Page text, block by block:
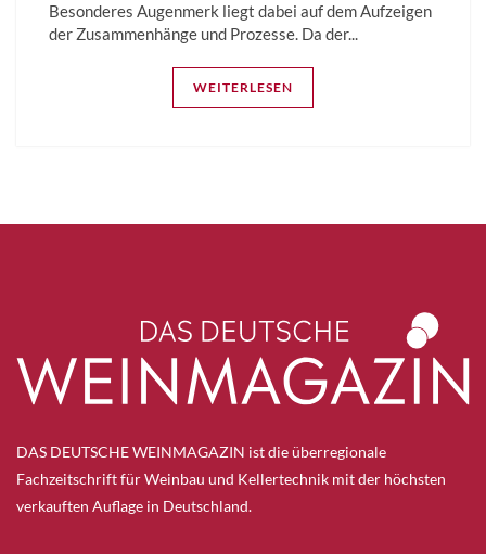
Besonderes Augenmerk liegt dabei auf dem Aufzeigen
der Zusammenhänge und Prozesse. Da der...
WEITERLESEN
DAS DEUTSCHE WEINMAGAZIN ist die überregionale
Fachzeitschrift für Weinbau und Kellertechnik mit der höchsten
verkauften Auflage in Deutschland.